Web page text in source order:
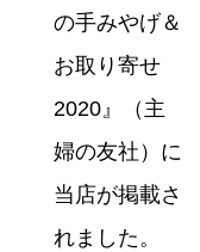
の手みやげ＆
お取り寄せ
2020』（主
婦の友社）に
当店が掲載さ
れました。